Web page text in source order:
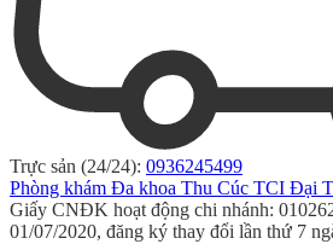
Trực sản (24/24): 0936245499
Phòng khám Đa khoa Thu Cúc TCI Đại
Giấy CNĐK hoạt động chi nhánh:
01/07/2020, đăng ký thay đổi lần thứ 7